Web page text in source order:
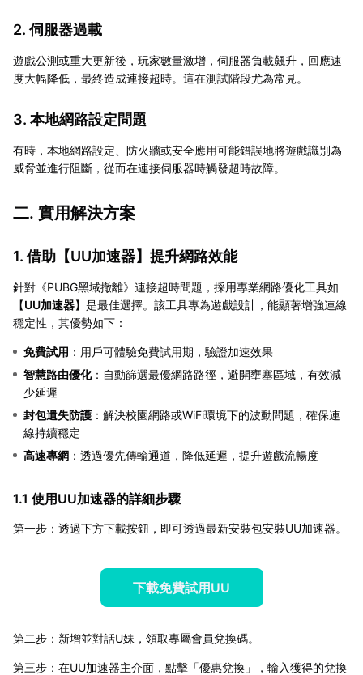
2. 伺服器過載
遊戲公測或重大更新後，玩家數量激增，伺服器負載飆升，回應速
度大幅降低，最終造成連接超時。這在測試階段尤為常見。
3. 本地網路設定問題
有時，本地網路設定、防火牆或安全應用可能錯誤地將遊戲識別為
威脅並進行阻斷，從而在連接伺服器時觸發超時故障。
二. 實用解決方案
1. 借助【UU加速器】提升網路效能
針對《PUBG黑域撤離》連接超時問題，採用專業網路優化工具如
【UU加速器】是最佳選擇。該工具專為遊戲設計，能顯著增強連線
穩定性，其優勢如下：
免費試用 ：用戶可體驗免費試用期，驗證加速效果
智慧路由優化：自動篩選最優網路路徑，避開壅塞區域，有效減
少延遲
封包遺失防護 ：解決校園網路或WiFi環境下的波動問題，確保連
線持續穩定
高速專網 ：透過優先傳輸通道，降低延遲，提升遊戲流暢度
1.1 使用UU加速器的詳細步驟
第一步：透過下方下載按鈕，即可透過最新安裝包安裝UU加速器。
下載免費試用UU
第二步：新增並對話U妹，領取專屬會員兌換碼。
第三步：在UU加速器主介面，點擊「優惠兌換」，輸入獲得的兌換